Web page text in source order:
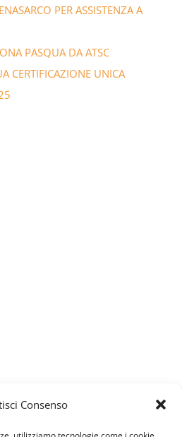
Consenso
PER ASSISTENZA A
PASQUA DA ATSC
CERTIFICAZIONE UNICA